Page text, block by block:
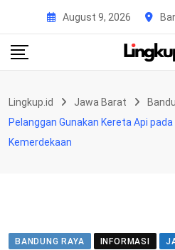
content
August 9, 2026
Lingkup.id Jawa Barat
Pelanggan Gunakan Kereta Api
Kemerdekaan
BANDUNG RAYA INFORMASI